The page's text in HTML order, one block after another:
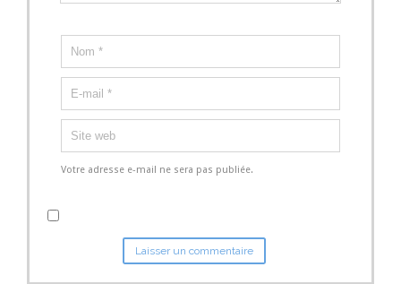
Votre adresse e-mail ne sera pas publiée.